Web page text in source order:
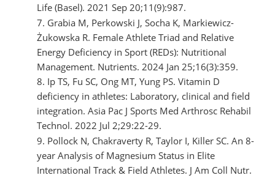
Life (Basel). 2021 Sep 20;11(9):987.
Grabia M, Perkowski J, Socha K, Markiewicz-
Żukowska R. Female Athlete Triad and Relative
Energy Deficiency in Sport (REDs): Nutritional
Management. Nutrients. 2024 Jan 25;16(3):359.
Ip TS, Fu SC, Ong MT, Yung PS. Vitamin D
deficiency in athletes: Laboratory, clinical and field
integration. Asia Pac J Sports Med Arthrosc Rehabil
Technol. 2022 Jul 2;29:22-29.
Pollock N, Chakraverty R, Taylor I, Killer SC. An 8-
year Analysis of Magnesium Status in Elite
International Track & Field Athletes. J Am Coll Nutr.